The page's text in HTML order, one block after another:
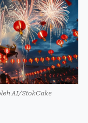
AI/StokCake